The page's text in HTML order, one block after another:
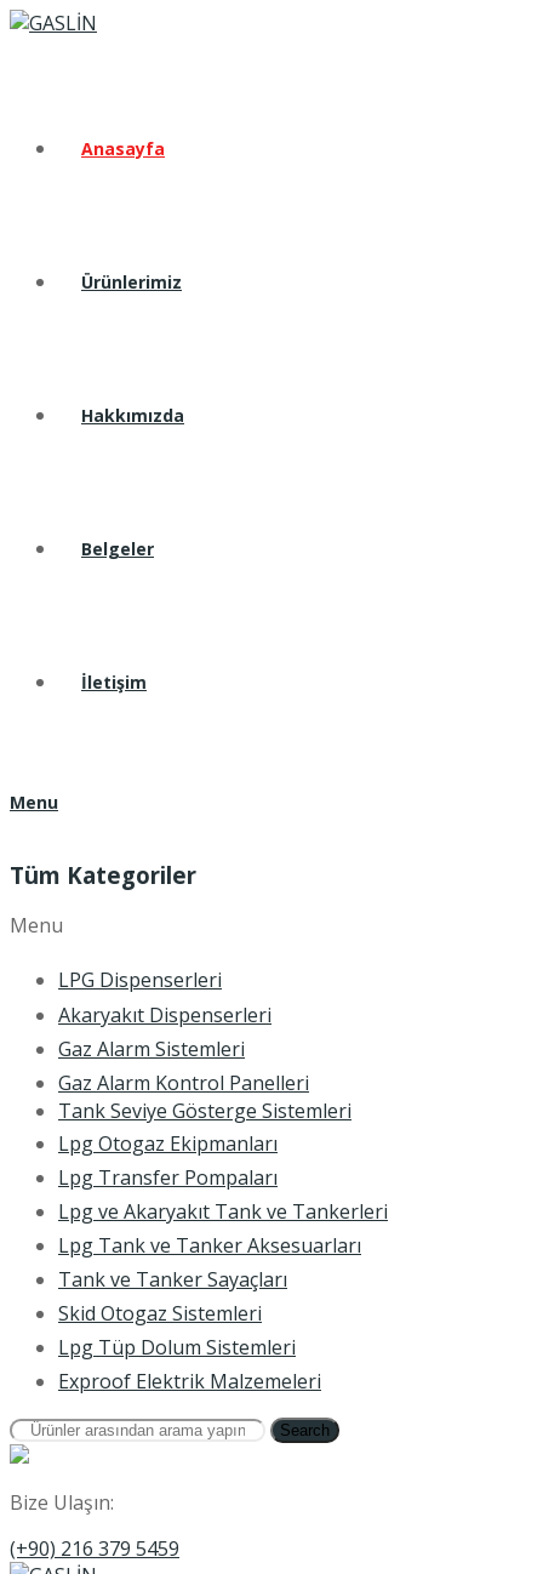
Anasayfa
Ürünlerimiz
Hakkımızda
Belgeler
İletişim
Menu
Tüm Kategoriler
Menu
LPG Dispenserleri
Akaryakıt Dispenserleri
Gaz Alarm Sistemleri
Gaz Alarm Kontrol Panelleri
Tank Seviye Gösterge Sistemleri
Lpg Otogaz Ekipmanları
Lpg Transfer Pompaları
Lpg ve Akaryakıt Tank ve Tankerleri
Lpg Tank ve Tanker Aksesuarları
Tank ve Tanker Sayaçları
Skid Otogaz Sistemleri
Lpg Tüp Dolum Sistemleri
Exproof Elektrik Malzemeleri
Search
Bize Ulaşın:
(+90) 216 379 5459